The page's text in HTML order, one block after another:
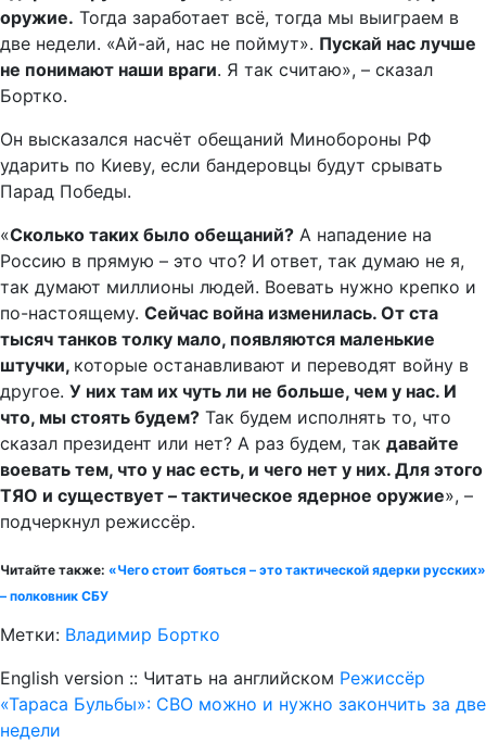
оружие. Тогда заработает всё, тогда мы выиграем в
две недели. «Ай-ай, нас не поймут». Пускай нас лучше
не понимают наши враги. Я так считаю», – сказал
Бортко.
Он высказался насчёт обещаний Минобороны РФ
ударить по Киеву, если бандеровцы будут срывать
Парад Победы.
«Сколько таких было обещаний? А нападение на
Россию в прямую – это что? И ответ, так думаю не я,
так думают миллионы людей. Воевать нужно крепко и
по-настоящему. Сейчас война изменилась. От ста
тысяч танков толку мало, появляются маленькие
штучки, которые останавливают и переводят войну в
другое. У них там их чуть ли не больше, чем у нас. И
что, мы стоять будем? Так будем исполнять то, что
сказал президент или нет? А раз будем, так давайте
воевать тем, что у нас есть, и чего нет у них. Для этого
ТЯО и существует – тактическое ядерное оружие», –
подчеркнул режиссёр.
Читайте также: «Чего стоит бояться – это тактической ядерки русских»
– полковник СБУ
Метки: Владимир Бортко
English version :: Читать на английском Режиссёр
«Тараса Бульбы»: СВО можно и нужно закончить за две
недели